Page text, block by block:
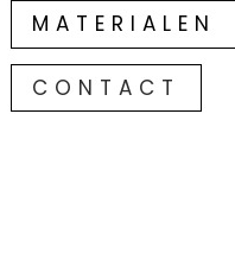
MATERIALEN
CONTACT